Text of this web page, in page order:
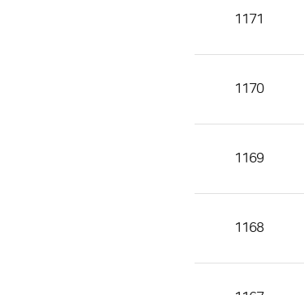
1171
1170
1169
1168